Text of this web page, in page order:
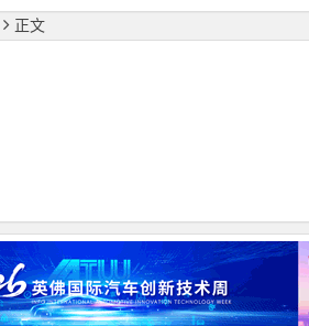
正文